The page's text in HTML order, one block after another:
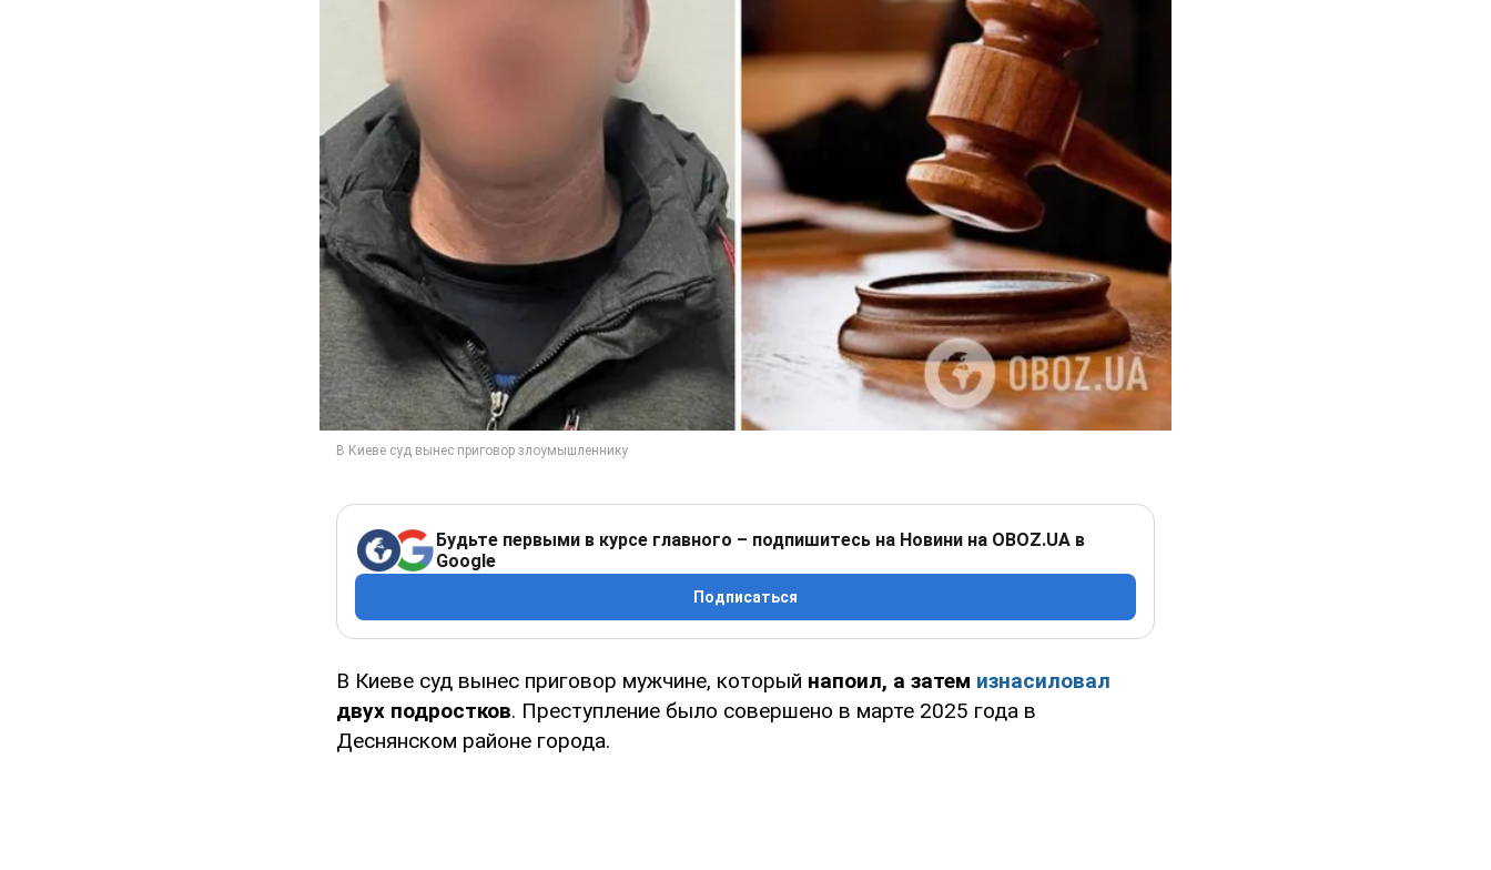
Будьте первыми в курсе главного – подпишитесь на Новини на OBOZ.UA в
Google
Подписаться
В Киеве суд вынес приговор мужчине, который напоил, а затем изнасиловал
двух подростков. Преступление было совершено в марте 2025 года в
Деснянском районе города.